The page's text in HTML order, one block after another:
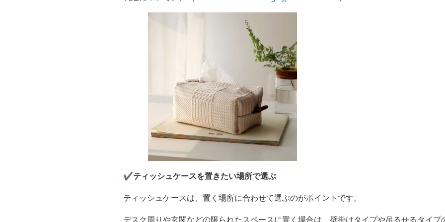
✔️ティッシュケースを置きたい場所で選ぶ
ティッシュケースは、置く場所に合わせて選ぶのがポイントです。
デスク周りや玄関などの限られたスペースに置く場合は、壁掛けタイプや吊るせるタイ